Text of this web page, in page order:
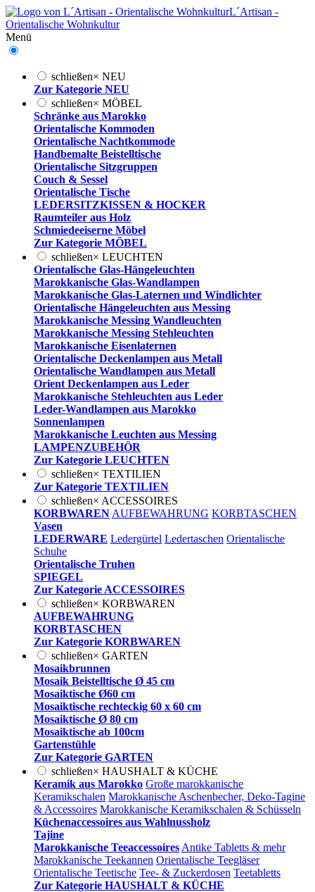
L´Artisan -
Orientalische Wohnkultur
Menü
schließen× NEU
Zur Kategorie NEU
schließen× MÖBEL
Schränke aus Marokko
Orientalische Kommoden
Orientalische Nachtkommode
Handbemalte Beistelltische
Orientalische Sitzgruppen
Couch & Sessel
Orientalische Tische
LEDERSITZKISSEN & HOCKER
Raumteiler aus Holz
Schmiedeeiserne Möbel
Zur Kategorie MÖBEL
schließen× LEUCHTEN
Orientalische Glas-Hängeleuchten
Marokkanische Glas-Wandlampen
Marokkanische Glas-Laternen und Windlichter
Orientalische Hängeleuchten aus Messing
Marokkanische Messing Wandleuchten
Marokkanische Messing Stehleuchten
Marokkanische Eisenlaternen
Orientalische Deckenlampen aus Metall
Orientalische Wandlampen aus Metall
Orient Deckenlampen aus Leder
Marokkanische Stehleuchten aus Leder
Leder-Wandlampen aus Marokko
Sonnenlampen
Marokkanische Leuchten aus Messing
LAMPENZUBEHÖR
Zur Kategorie LEUCHTEN
schließen× TEXTILIEN
Zur Kategorie TEXTILIEN
schließen× ACCESSOIRES
KORBWAREN AUFBEWAHRUNG KORBTASCHEN
Vasen
LEDERWARE Ledergürtel Ledertaschen Orientalische
Schuhe
Orientalische Truhen
SPIEGEL
Zur Kategorie ACCESSOIRES
schließen× KORBWAREN
AUFBEWAHRUNG
KORBTASCHEN
Zur Kategorie KORBWAREN
schließen× GARTEN
Mosaikbrunnen
Mosaik Beistelltische Ø 45 cm
Mosaiktische Ø60 cm
Mosaiktische rechteckig 60 x 60 cm
Mosaiktische Ø 80 cm
Mosaiktische ab 100cm
Gartenstühle
Zur Kategorie GARTEN
schließen× HAUSHALT & KÜCHE
Keramik aus Marokko Große marokkanische
Keramikschalen Marokkanische Aschenbecher, Deko-Tagine
& Accessoires Marokkanische Keramikschalen & Schüsseln
Küchenaccessoires aus Wahlnussholz
Tajine
Marokkanische Teeaccessoires Antike Tabletts & mehr
Marokkanische Teekannen Orientalische Teegläser
Orientalische Teetische Tee- & Zuckerdosen Teetabletts
Zur Kategorie HAUSHALT & KÜCHE